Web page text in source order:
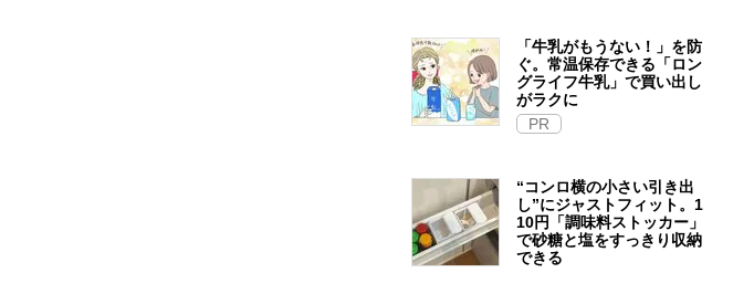
「牛乳がもうない！」を防
ぐ。常温保存できる「ロン
グライフ牛乳」で買い出し
がラクに
PR
“コンロ横の小さい引き出
し”にジャストフィット。1
10円「調味料ストッカー」
で砂糖と塩をすっきり収納
できる